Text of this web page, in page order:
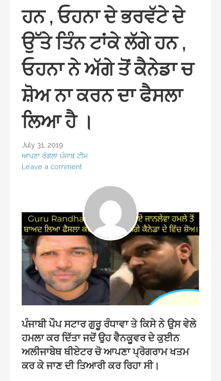
ਹਨ , ਓਹਨਾ ਦੇ ਭਰਵੱਟੇ ਦੇ
ਉੱਤੇ ਤਿੰਨ ਟਾਂਕੇ ਲੱਗੇ ਹਨ ,
ਓਹਨਾ ਨੇ ਅੱਗੇ ਤੋਂ ਕੈਨੇਡਾ ਚ
ਸ਼ੋਅ ਨਾ ਕਰਨ ਦਾ ਫੈਸਲਾ
ਲਿਆ ਹੈ ।
July 31, 2019
ਆਪਣਾ ਰੰਗਲਾ ਪੰਜਾਬ ਟੀਮ
Leave a comment
ਪੰਜਾਬੀ ਪੌਪ ਸਟਾਰ ਗੁਰੂ ਰੰਧਾਵਾ ਤੇ ਕਿਸੇ ਨੇ ਉਸ ਵੇਲੇ
ਹਮਲਾ ਕਰ ਦਿੱਤਾ ਜਦੋਂ ਉਹ ਵੈਨਕੂਵਰ ਦੇ ਕੁਈਨ
ਅਲੀਜਾਬੇਥ ਥੀਏਟਰ ਚੋ ਆਪਣਾ ਪ੍ਰੋਗਰਾਮ ਖਤਮ
ਕਰ ਕੇ ਜਾਣ ਦੀ ਤਿਆਰੀ ਕਰ ਰਿਹਾ ਸੀ।